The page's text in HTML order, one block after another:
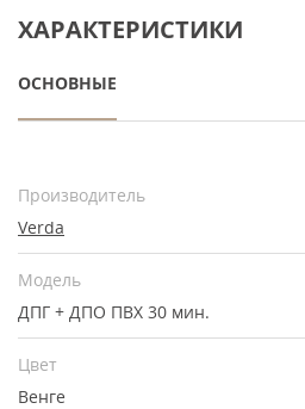
ХАРАКТЕРИСТИКИ
ОСНОВНЫЕ
Производитель
Verda
Модель
ДПГ + ДПО ПВХ 30 мин.
Цвет
Венге